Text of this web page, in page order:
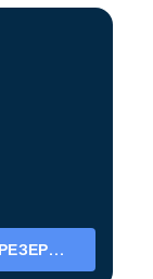
СОЗДАЙТЕ ГИБКИЕ ВАРИАНТЫ РЕЗЕРВИРОВАНИЯ